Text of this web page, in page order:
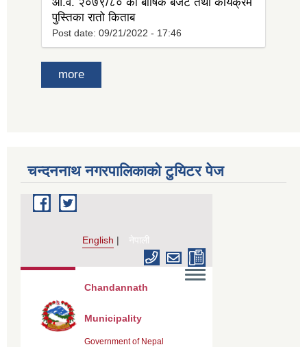
पुस्तिका रातो किताब
Post date: 09/21/2022 - 17:46
more
चन्दननाथ नगरपालिकाको टुयिटर पेज